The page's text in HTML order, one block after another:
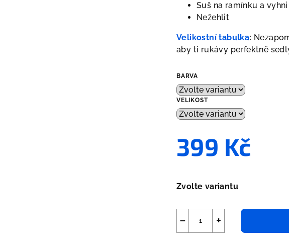
Suš na ramínku a
Nežehlit
Velikostní tabulka:
aby ti rukávy perfektně
BARVA
VELIKOST
399 Kč
cena:
Zvolte variantu
+
−